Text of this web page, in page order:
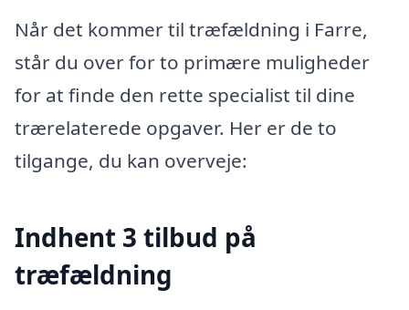
Når det kommer til træfældning i Farre,
står du over for to primære muligheder
for at finde den rette specialist til dine
trærelaterede opgaver. Her er de to
tilgange, du kan overveje:
Indhent 3 tilbud på
træfældning